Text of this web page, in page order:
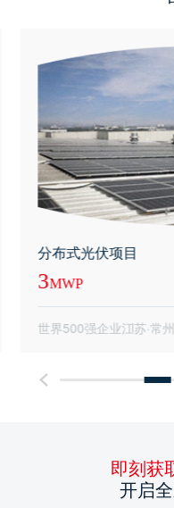
分布式光伏项目
3MWP
世界500强企业江苏·常州
即刻获
开启